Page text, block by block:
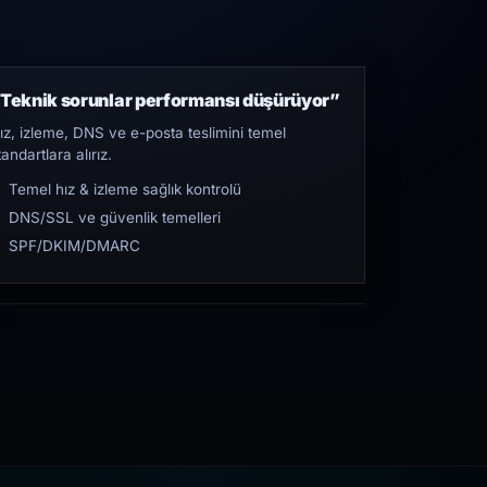
sorunlar performansı düşürüyor”
izleme, DNS ve e-posta teslimini temel
alırız.
Temel hız & izleme sağlık kontrolü
DNS/SSL ve güvenlik temelleri
SPF/DKIM/DMARC